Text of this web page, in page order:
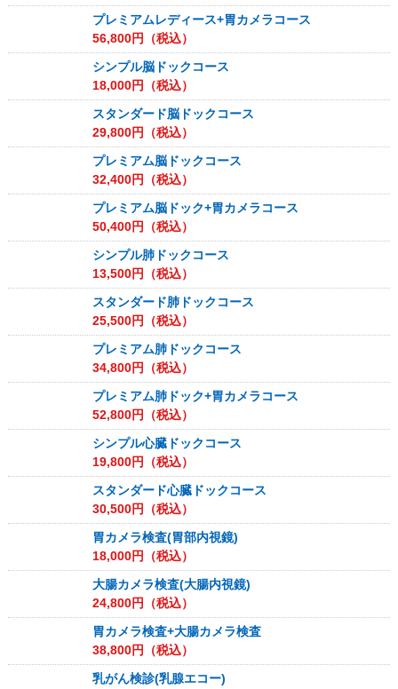
プレミアムレディース+胃カメラコース
56,800円（税込）
シンプル脳ドックコース
18,000円（税込）
スタンダード脳ドックコース
29,800円（税込）
プレミアム脳ドックコース
32,400円（税込）
プレミアム脳ドック+胃カメラコース
50,400円（税込）
シンプル肺ドックコース
13,500円（税込）
スタンダード肺ドックコース
25,500円（税込）
プレミアム肺ドックコース
34,800円（税込）
プレミアム肺ドック+胃カメラコース
52,800円（税込）
シンプル心臓ドックコース
19,800円（税込）
スタンダード心臓ドックコース
30,500円（税込）
胃カメラ検査(胃部内視鏡)
18,000円（税込）
大腸カメラ検査(大腸内視鏡)
24,800円（税込）
胃カメラ検査+大腸カメラ検査
38,800円（税込）
乳がん検診(乳腺エコー)